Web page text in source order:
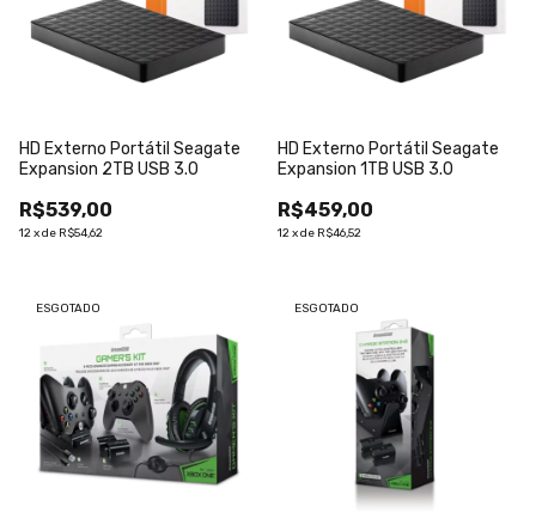
HD Externo Portátil Seagate
Expansion 2TB USB 3.0
R$539,00
12xde R$54,62
HD Externo Portátil Seagate
Expansion 1TB USB 3.0
R$459,00
12xde R$46,52
ESGOTADO ESGOTADO